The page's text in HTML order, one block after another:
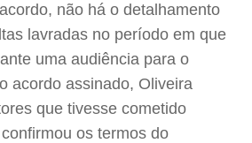
não há o detalhamento
lavradas no período em que
uma audiência para o
acordo assinado, Oliveira
que tivesse cometido
os termos do